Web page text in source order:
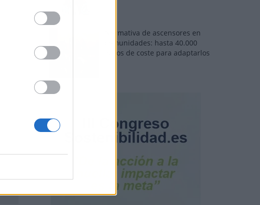
Normativa de ascensores en
comunidades: hasta 40.000
euros de coste para adaptarlos